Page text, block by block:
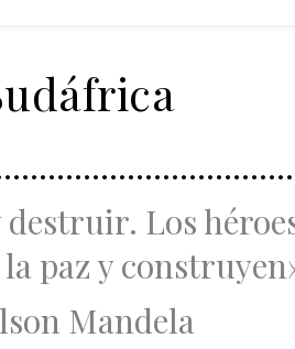
destruir. Los
la pazy
Mandela